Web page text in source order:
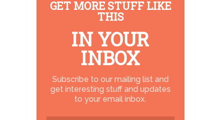
GET MORE STUFF LIKE
THIS
IN YOUR
INBOX
Subscribe to our mailing list and
get interesting stuff and updates
to your email inbox.